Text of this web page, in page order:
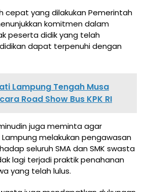
cepat yang dilakukan Pemerintah
komitmen dalam
peserta didik yang telah
dapat terpenuhi dengan
Lampung Tengah Musa
Road Show Bus KPK RI
juga meminta agar
melakukan pengawasan
seluruh SMA dan SMK swasta
lagi terjadi praktik penahanan
yang telah lulus.